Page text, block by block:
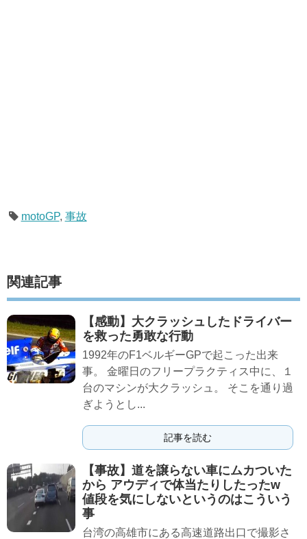
motoGP, 事故
関連記事
【感動】大クラッシュしたドライバー
を救った勇敢な行動
1992年のF1ベルギーGPで起こった出来
事。 金曜日のフリープラクティス中に、１
台のマシンが大クラッシュ。 そこを通り過
ぎようとし...
記事を読む
【事故】道を譲らない車にムカついた
から アウディで体当たりしたったw
値段を気にしないというのはこういう
事
台湾の高雄市にある高速道路出口で撮影さ